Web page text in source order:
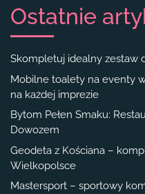
Ostatnie
Skompletuj idealny zestaw
Mobilne toalety na eventy
na każdej imprezie
Bytom Pełen Smaku:
Dowozem
Geodeta z Kościana –
Wielkopolsce
Mastersport – sportowy